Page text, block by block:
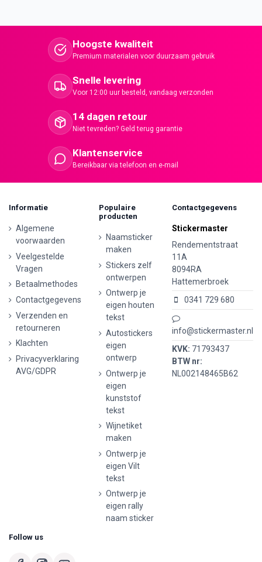
Hoogste kwaliteit
Premium materialen voor duurzaam gebruik
Snelle levering
Voor 12:00 uur besteld, vandaag verzonden
14 dagen retour
Niet tevreden? Geld terug garantie
Klantenservice
Bereikbaar via telefoon en e-mail
Informatie
Algemene
voorwaarden
Veelgestelde
Vragen
Betaalmethodes
Contactgegevens
Verzenden en
retourneren
Klachten
Privacyverklaring
AVG/GDPR
Populaire
producten
Naamsticker
maken
Stickers zelf
ontwerpen
Ontwerp je
eigen houten
tekst
Autostickers
eigen
ontwerp
Ontwerp je
eigen
kunststof
tekst
Wijnetiket
maken
Ontwerp je
eigen Vilt
tekst
Ontwerp je
eigen rally
naam sticker
Contactgegevens
Stickermaster
Rendementstraat
11A
8094RA
Hattemerbroek
0341 729 680
info@stickermaster.nl
KVK: 71793437
BTW nr:
NL002148465B62
Follow us